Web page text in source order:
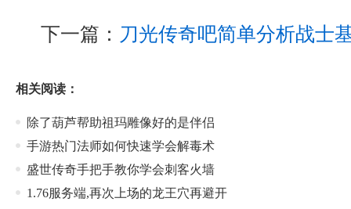
下一篇： 刀光传奇吧简单分析战士
相关阅读：
除了葫芦帮助祖玛雕像好的是伴侣
手游热门法师如何快速学会解毒术
盛世传奇手把手教你学会刺客火墙
1.76服务端,再次上场的龙王穴再避开